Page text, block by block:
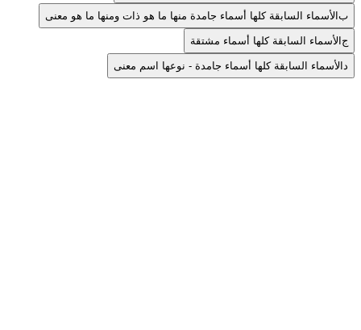
بالأسماء السابقة كلها أسماء جامدة منها ما هو ذات ومنها ما هو معنى
جالأسماء السابقة كلها أسماء مشتقة
الأسماء السابقة كلها أسماء جامدة - نوعها اسم معنى